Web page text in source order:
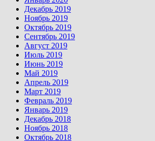
Декабрь 2019
Ноябрь 2019
Октябрь 2019
Сентябрь 2019
Август 2019
Июль 2019
Июнь 2019
Май 2019
Апрель 2019
Март 2019
Февраль 2019
Январь 2019
Декабрь 2018
Ноябрь 2018
Октябрь 2018